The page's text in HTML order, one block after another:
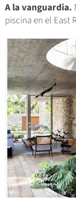
A la vanguardia.
piscina en el East